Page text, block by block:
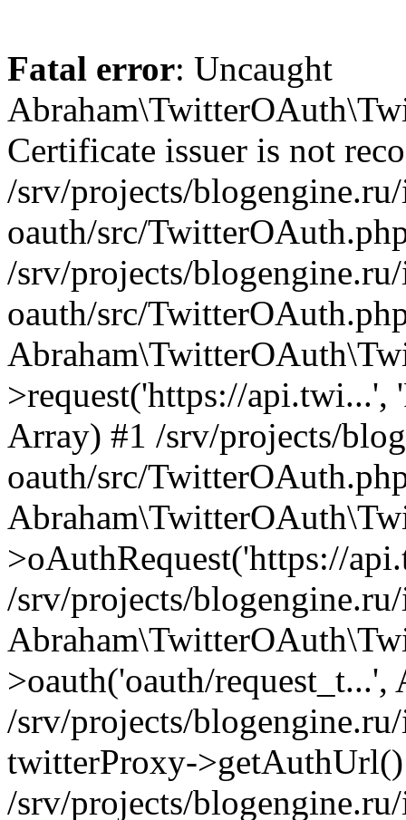
Fatal error: Uncaught
Certificate issuer is not
/srv/projects/
oauth/src/
/srv/projects/
oauth/src/
>request('https://
Array) #1 /srv/projects/
oauth/src/
>oAuthRequest('https://
/srv/projects/
>oauth('oauth/request_t...',
/srv/projects/
twitterProxy-
/srv/projects/